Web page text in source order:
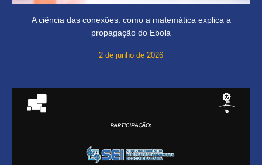
A ciência das conexões: como a matemática explica a
propagação do Ebola
2 de junho de 2026